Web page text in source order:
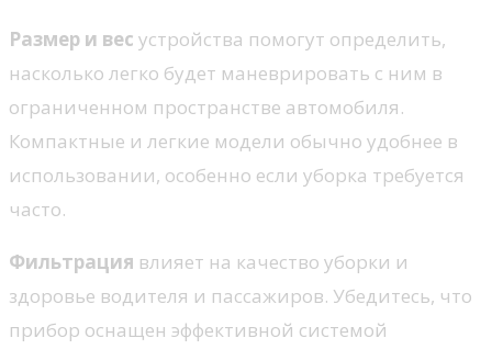
Размер и вес устройства помогут определить,
насколько легко будет маневрировать с ним в
ограниченном пространстве автомобиля.
Компактные и легкие модели обычно удобнее в
использовании, особенно если уборка требуется
часто.
Фильтрация влияет на качество уборки и
здоровье водителя и пассажиров. Убедитесь, что
прибор оснащен эффективной системой